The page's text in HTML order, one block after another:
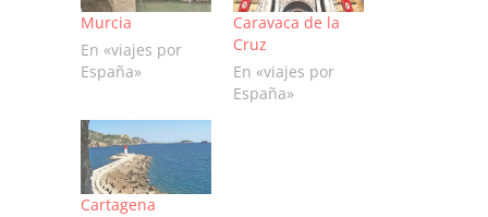
Murcia
En «viajes por
España»
Caravaca de la
Cruz
En «viajes por
España»
Cartagena